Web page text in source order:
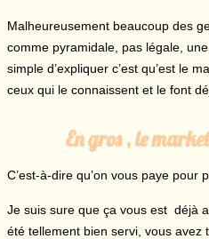
Malheureusement beaucoup des
comme pyramidale, pas légale,
simple d’expliquer c’est qu’est le
ceux qui le connaissent et le font
En gros , le
C’est-à-dire qu’on vous paye pour
Je suis sure que ça vous est déjà
été tellement bien servi, vous